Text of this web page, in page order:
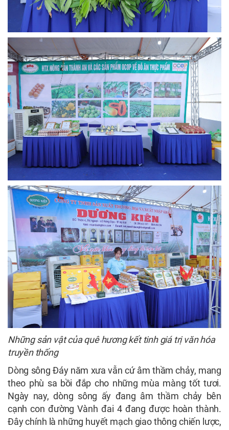
Những sản vật của quê hương kết tinh giá trị văn hóa
truyền thống
Dòng sông Đáy năm xưa vẫn cứ âm thầm chảy, mang
theo phù sa bồi đắp cho những mùa màng tốt tươi.
Ngày nay, dòng sông ấy đang âm thầm chảy bên
cạnh con đường Vành đai 4 đang được hoàn thành.
Đây chính là những huyết mạch giao thông chiến lược,